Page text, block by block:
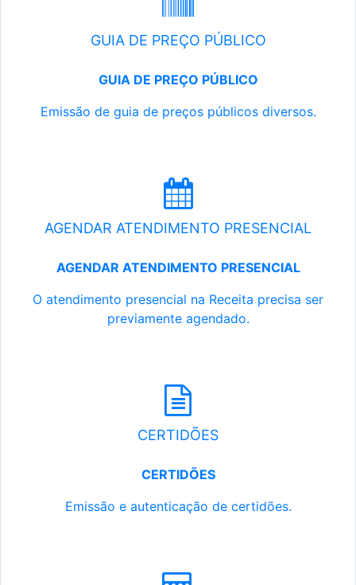
GUIA DE PREÇO PÚBLICO
GUIA DE PREÇO PÚBLICO
Emissão de guia de preços públicos diversos.
AGENDAR ATENDIMENTO PRESENCIAL
AGENDAR ATENDIMENTO PRESENCIAL
O atendimento presencial na Receita precisa ser
previamente agendado.
CERTIDÕES
CERTIDÕES
Emissão e autenticação de certidões.